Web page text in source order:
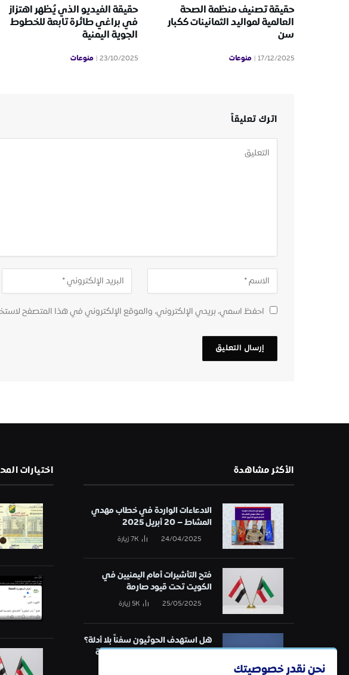
حقيقة تصنيف منظمة الصحة
العالمية لمواليد الثمانينات ككبار
سن
17/12/2025 منوعات
حقيقة الفيديو الذي يُظهر اهتزاز
في براغي طائرة تابعة للخطوط
الجوية اليمنية
23/10/2025 منوعات
اترك تعليقاً
احفظ اسمي، بريدي الإلكتروني، والموقع الإلكتروني في هذا المتصفح
الأكثر مشاهدة
الادعاءات الواردة في خطاب مهدي
المشاط – 20 أبريل 2025
24/04/2025
7Kزيارة
فتح التأشيرات أمام اليمنيين في
الكويت تحت قيود صارمة
25/05/2025
5Kزيارة
هل استهدف الحوثيون سفناً بلا أدلة؟
تحقيق في قائمة الهجمات البحرية
اختيارات
نحن نقدر خصوصيتك